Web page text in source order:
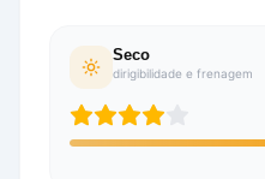
Seco
dirigibilidade e frenagem